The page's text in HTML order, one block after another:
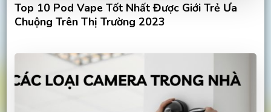
Top 10 Pod Vape Tốt Nhất Được Giới Trẻ Ưa
Chuộng Trên Thị Trường 2023